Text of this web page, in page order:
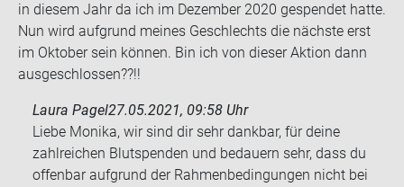
in die­sem Jahr da ich im De­zem­ber 2020 ge­spen­det hatte.
Nun wird auf­grund mei­nes Ge­schlechts die nächs­te erst
im Ok­to­ber sein kön­nen. Bin ich von die­ser Ak­ti­on dann
aus­ge­schlos­sen??!!
Laura Pagel27.05.2021, 09:58 Uhr
Liebe Monika, wir sind dir sehr dankbar, für deine
zahlreichen Blutspenden und bedauern sehr, dass du
offenbar aufgrund der Rahmenbedingungen nicht bei